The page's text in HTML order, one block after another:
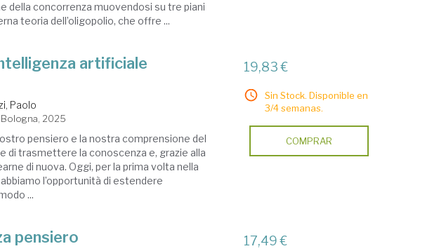
della concorrenza muovendosi su tre piani
teoria dell’oligopolio, che offre ...
artificiale
Paolo
2025
pensiero e la nostra comprensione del
di trasmettere la conoscenza e, grazie alla
di nuova. Oggi, per la prima volta nella
l’opportunità di estendere
...
19,83 €
Sin Stock. Disponible en
3/4 semanas.
COMPRAR
pensiero 17,49 €